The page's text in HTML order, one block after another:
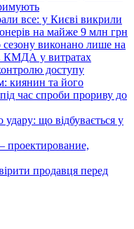
все: у Києві викрили
на майже 9 млн грн
виконано лише на
КМДА у витратах
доступу
киянин та його
час спроби прориву до
удару: що відбувається у
проектирование,
продавця перед